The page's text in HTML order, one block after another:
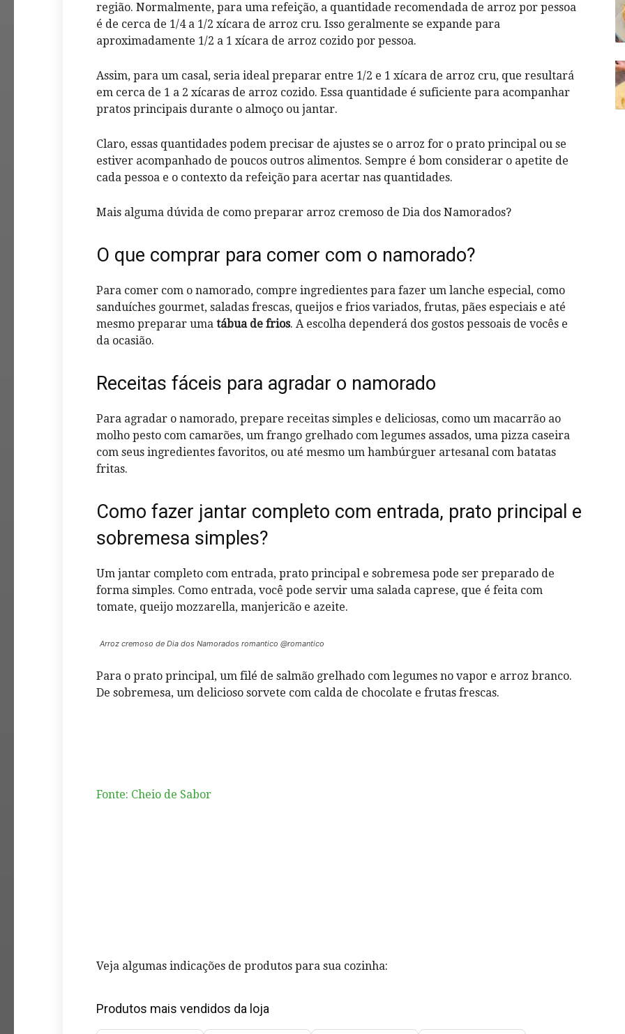
região. Normalmente, para uma refeição, a quantidade recomendada de arroz por pessoa
é de cerca de 1/4 a 1/2 xícara de arroz cru. Isso geralmente se expande para
aproximadamente 1/2 a 1 xícara de arroz cozido por pessoa.
Assim, para um casal, seria ideal preparar entre 1/2 e 1 xícara de arroz cru, que resultará
em cerca de 1 a 2 xícaras de arroz cozido. Essa quantidade é suficiente para acompanhar
pratos principais durante o almoço ou jantar.
Claro, essas quantidades podem precisar de ajustes se o arroz for o prato principal ou se
estiver acompanhado de poucos outros alimentos. Sempre é bom considerar o apetite de
cada pessoa e o contexto da refeição para acertar nas quantidades.
Mais alguma dúvida de como preparar arroz cremoso de Dia dos Namorados?
O que comprar para comer com o namorado?
Para comer com o namorado, compre ingredientes para fazer um lanche especial, como
sanduíches gourmet, saladas frescas, queijos e frios variados, frutas, pães especiais e até
mesmo preparar uma tábua de frios. A escolha dependerá dos gostos pessoais de vocês e
da ocasião.
Receitas fáceis para agradar o namorado
Para agradar o namorado, prepare receitas simples e deliciosas, como um macarrão ao
molho pesto com camarões, um frango grelhado com legumes assados, uma pizza caseira
com seus ingredientes favoritos, ou até mesmo um hambúrguer artesanal com batatas
fritas.
Como fazer jantar completo com entrada, prato principal e
sobremesa simples?
Um jantar completo com entrada, prato principal e sobremesa pode ser preparado de
forma simples. Como entrada, você pode servir uma salada caprese, que é feita com
tomate, queijo mozzarella, manjericão e azeite.
Arroz cremoso de Dia dos Namorados romantico @romantico
Para o prato principal, um filé de salmão grelhado com legumes no vapor e arroz branco.
De sobremesa, um delicioso sorvete com calda de chocolate e frutas frescas.
Fonte: Cheio de Sabor
Veja algumas indicações de produtos para sua cozinha:
Produtos mais vendidos da loja